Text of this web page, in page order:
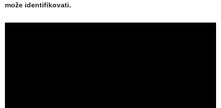
može identifikovati.